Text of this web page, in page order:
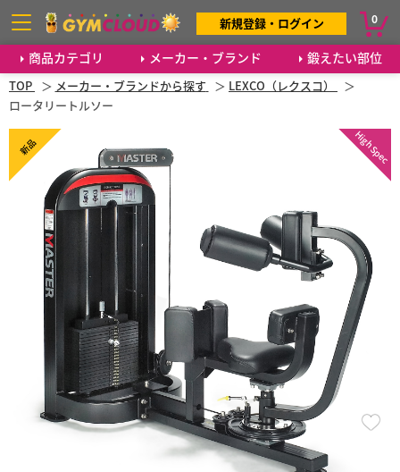
商品カテゴリ メーカー・ブランド 鍛えたい部位
新規登録・ログイン 0
TOP メーカー・ブランドから探す
LEXCO（レクスコ）
ロータリートルソー
High Spec
新品